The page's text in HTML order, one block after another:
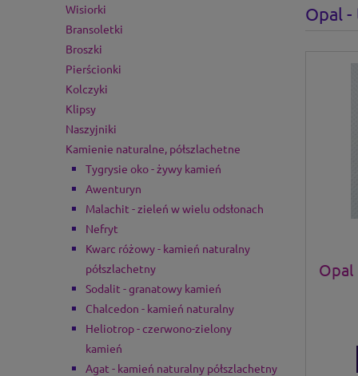
Wisiorki
Bransoletki
Broszki
Pierścionki
Kolczyki
Klipsy
Naszyjniki
Kamienie naturalne, półszlachetne
Tygrysie oko - żywy kamień
Awenturyn
Malachit - zieleń w wielu odsłonach
Nefryt
Kwarc różowy - kamień naturalny
półszlachetny
Sodalit - granatowy kamień
Chalcedon - kamień naturalny
Heliotrop - czerwono-zielony
kamień
Agat - kamień naturalny półszlachetny
Opal